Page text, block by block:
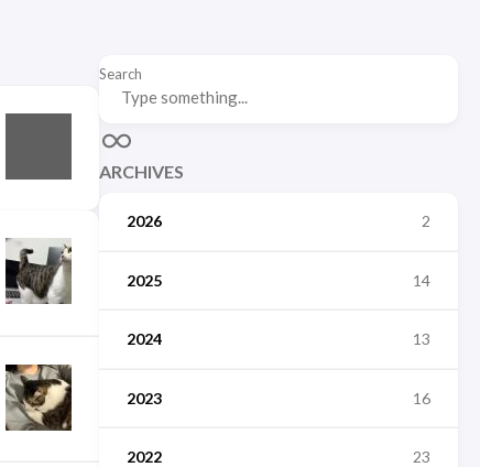
Search
ARCHIVES
2026 2
2025 14
2024 13
2023 16
2022 23